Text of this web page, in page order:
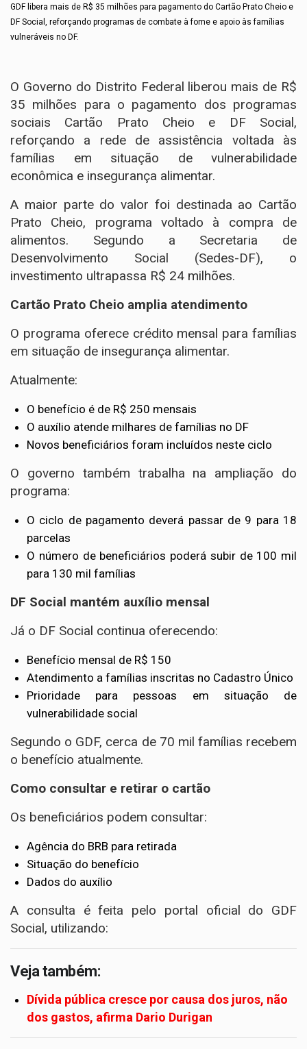
GDF libera mais de R$ 35 milhões para pagamento do Cartão Prato Cheio e
DF Social, reforçando programas de combate à fome e apoio às famílias
vulneráveis no DF.
O Governo do Distrito Federal liberou mais de R$
35 milhões para o pagamento dos programas
sociais Cartão Prato Cheio e DF Social,
reforçando a rede de assistência voltada às
famílias em situação de vulnerabilidade
econômica e insegurança alimentar.
A maior parte do valor foi destinada ao Cartão
Prato Cheio, programa voltado à compra de
alimentos. Segundo a Secretaria de
Desenvolvimento Social (Sedes-DF), o
investimento ultrapassa R$ 24 milhões.
Cartão Prato Cheio amplia atendimento
O programa oferece crédito mensal para famílias
em situação de insegurança alimentar.
Atualmente:
O benefício é de R$ 250 mensais
O auxílio atende milhares de famílias no DF
Novos beneficiários foram incluídos neste ciclo
O governo também trabalha na ampliação do
programa:
O ciclo de pagamento deverá passar de 9 para 18
parcelas
O número de beneficiários poderá subir de 100 mil
para 130 mil famílias
DF Social mantém auxílio mensal
Já o DF Social continua oferecendo:
Benefício mensal de R$ 150
Atendimento a famílias inscritas no Cadastro Único
Prioridade para pessoas em situação de
vulnerabilidade social
Segundo o GDF, cerca de 70 mil famílias recebem
o benefício atualmente.
Como consultar e retirar o cartão
Os beneficiários podem consultar:
Agência do BRB para retirada
Situação do benefício
Dados do auxílio
A consulta é feita pelo portal oficial do GDF
Social, utilizando:
Veja também:
Dívida pública cresce por causa dos juros, não
dos gastos, afirma Dario Durigan